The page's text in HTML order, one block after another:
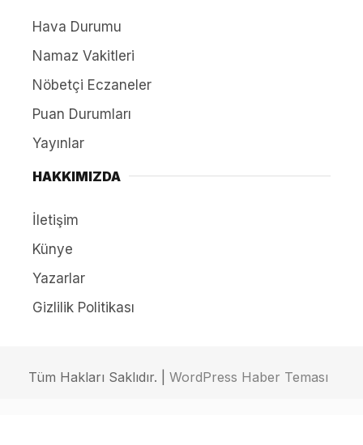
Hava Durumu
Namaz Vakitleri
Nöbetçi Eczaneler
Puan Durumları
Yayınlar
HAKKIMIZDA
İletişim
Künye
Yazarlar
Gizlilik Politikası
Tüm Hakları Saklıdır. | WordPress Haber Teması